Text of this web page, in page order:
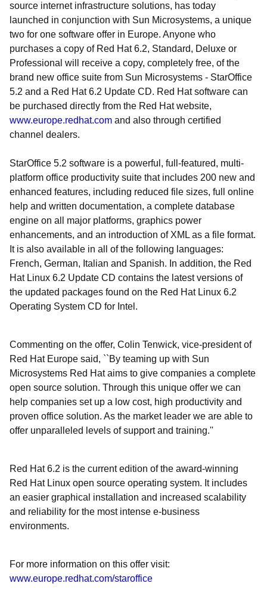
source internet infrastructure solutions, has today
launched in conjunction with Sun Microsystems, a unique
two for one software offer in Europe. Anyone who
purchases a copy of Red Hat 6.2, Standard, Deluxe or
Professional will receive a copy, completely free, of the
brand new office suite from Sun Microsystems - StarOffice
5.2 and a Red Hat 6.2 Update CD. Red Hat software can
be purchased directly from the Red Hat website,
www.europe.redhat.com and also through certified
channel dealers.
StarOffice 5.2 software is a powerful, full-featured, multi-
platform office productivity suite that includes 200 new and
enhanced features, including reduced file sizes, full online
help and written documentation, a complete database
engine on all major platforms, graphics power
enhancements, and an introduction of XML as a file format.
It is also available in all of the following languages:
French, German, Italian and Spanish. In addition, the Red
Hat Linux 6.2 Update CD contains the latest versions of
the updated packages found on the Red Hat Linux 6.2
Operating System CD for Intel.
Commenting on the offer, Colin Tenwick, vice-president of
Red Hat Europe said, ``By teaming up with Sun
Microsystems Red Hat aims to give companies a complete
open source solution. Through this unique offer we can
help companies set up a low cost, high productivity and
proven office solution. As the market leader we are able to
offer unparalleled levels of support and training.''
Red Hat 6.2 is the current edition of the award-winning
Red Hat Linux open source operating system. It includes
an easier graphical installation and increased scalability
and reliability for the most intense e-business
environments.
For more information on this offer visit:
www.europe.redhat.com/staroffice